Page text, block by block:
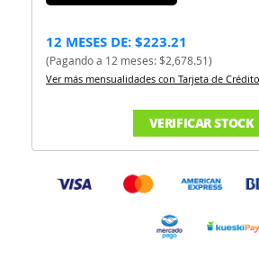
12 MESES DE: $223.21
(Pagando a 12 meses: $2,678.51)
Ver más mensualidades con Tarjeta de Crédito.
VERIFICAR STOCK